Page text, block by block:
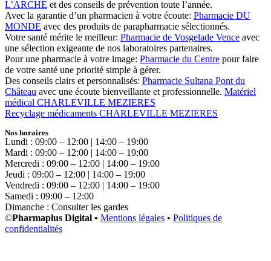
L’ARCHE et des conseils de prévention toute l’année.
Avec la garantie d’un pharmacien à votre écoute: Pharmacie DU
MONDE avec des produits de parapharmacie sélectionnés.
Votre santé mérite le meilleur: Pharmacie de Vosgelade Vence avec
une sélection exigeante de nos laboratoires partenaires.
Pour une pharmacie à votre image: Pharmacie du Centre pour faire
de votre santé une priorité simple à gérer.
Des conseils clairs et personnalisés: Pharmacie Sultana Pont du
Château avec une écoute bienveillante et professionnelle. Matériel
médical CHARLEVILLE MEZIERES
Recyclage médicaments CHARLEVILLE MEZIERES
Nos horaires
Lundi : 09:00 – 12:00 | 14:00 – 19:00
Mardi : 09:00 – 12:00 | 14:00 – 19:00
Mercredi : 09:00 – 12:00 | 14:00 – 19:00
Jeudi : 09:00 – 12:00 | 14:00 – 19:00
Vendredi : 09:00 – 12:00 | 14:00 – 19:00
Samedi : 09:00 – 12:00
Dimanche : Consulter les gardes
©Pharmaplus Digital • Mentions légales • Politiques de
confidentialités